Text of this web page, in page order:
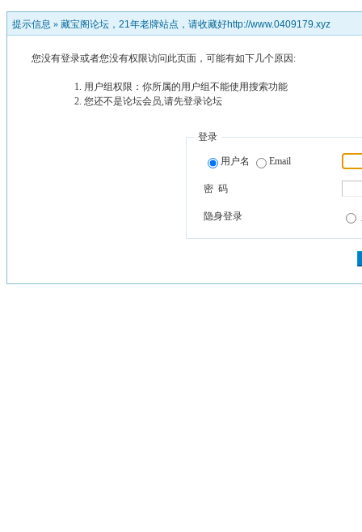
提示信息 » 藏宝阁论坛，21年老牌站点，请收藏好http://www.0409179.xyz
您没有登录或者您没有权限访问此页面，可能有如下几个原因:
用户组权限：你所属的用户组不能使用搜索功能
您还不是论坛会员,请先登录论坛
登录
用户名 Email
密 码
隐身登录